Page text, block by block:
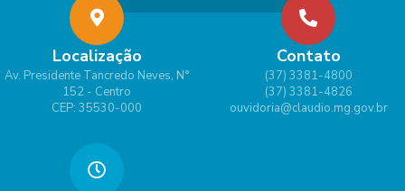
Localização
Av. Presidente Tancredo Neves, N°
152 - Centro
CEP: 35530-000
Contato
(37) 3381-4800
(37) 3381-4826
ouvidoria@claudio.mg.gov.br